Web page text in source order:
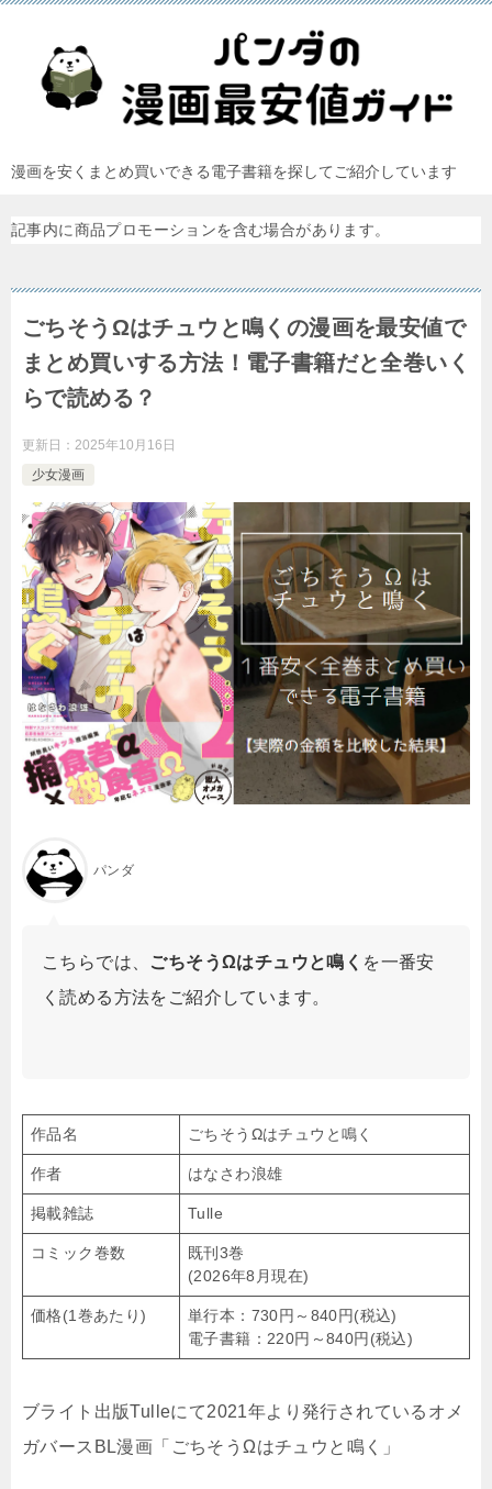
漫画を安くまとめ買いできる電子書籍を探してご紹介しています
記事内に商品プロモーションを含む場合があります。
ごちそうΩはチュウと鳴くの漫画を最安値で
まとめ買いする方法！電子書籍だと全巻いく
らで読める？
更新日： 2025年10月16日
少女漫画
パンダ
こちらでは、 ごちそうΩはチュウと鳴く を一番安
く読める方法をご紹介しています。
作品名 ごちそうΩはチュウと鳴く
作者 はなさわ浪雄
掲載雑誌 Tulle
コミック巻数
既刊3巻
(2026年8月現在)
価格(1巻あたり)
単行本：730円～840円(税込)
電子書籍：220円～840円(税込)
ブライト出版Tulleにて2021年より発行されているオメ
ガバースBL漫画「ごちそうΩはチュウと鳴く」